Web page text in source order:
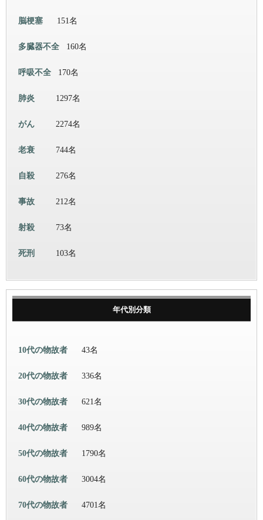
脳梗塞 151名
多臓器不全 160名
呼吸不全 170名
肺炎 1297名
がん 2274名
老衰 744名
自殺 276名
事故 212名
射殺 73名
死刑 103名
年代別分類
10代の物故者 43名
20代の物故者 336名
30代の物故者 621名
40代の物故者 989名
50代の物故者 1790名
60代の物故者 3004名
70代の物故者 4701名